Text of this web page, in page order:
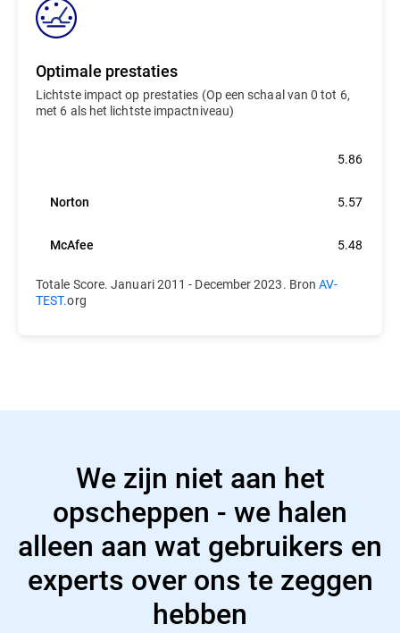
Optimale prestaties
Lichtste impact op prestaties (Op een schaal van 0 tot 6,
met 6 als het lichtste impactniveau)
5.86
Norton 5.57
McAfee 5.48
Totale Score. Januari 2011 - December 2023. BronAV-
TEST.org
We zijn niet aan het
opscheppen - we halen
alleen aan wat gebruikers en
experts over ons te zeggen
hebben